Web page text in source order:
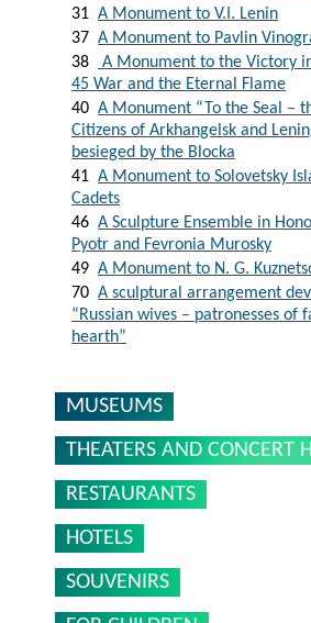
31 A Monument to V.I. Lenin
37 A Monument to Pavlin
38
A Monument to the Victory
45 War and the Eternal Flame
40 A Monument “To the Seal –
Citizens of Arkhangelsk and
besieged by the Blocka
41 A Monument to Solovetsky
Cadets
46 A Sculpture Ensemble in
Pyotr and Fevronia Murosky
49 A Monument to N. G.
70 A sculptural arrangement
“Russian wives – patronesses of
hearth”
MUSEUMS
THEATERS AND CONCERT
RESTAURANTS
HOTELS
SOUVENIRS